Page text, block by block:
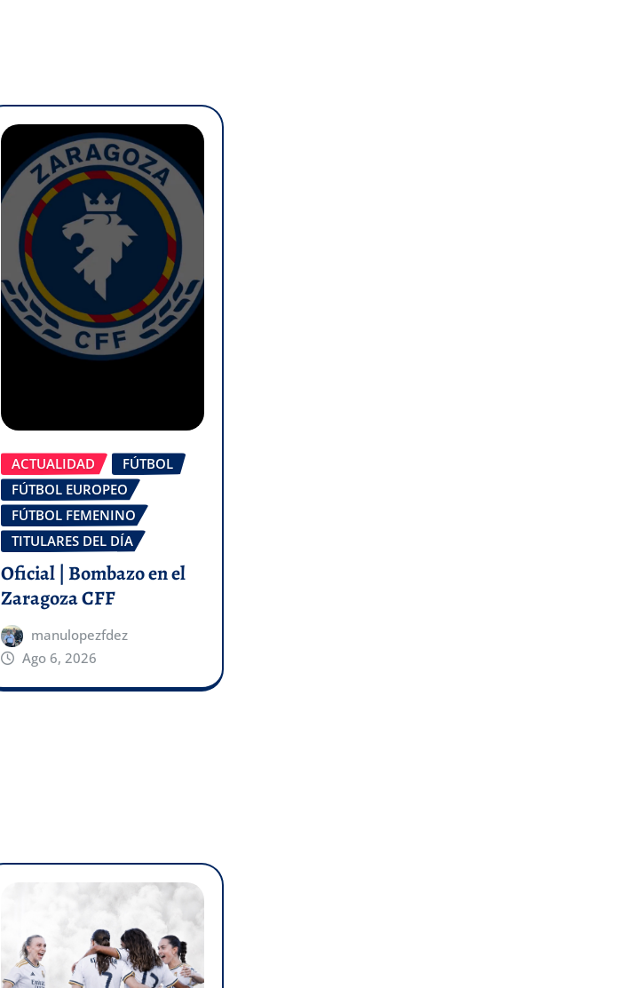
ACTUALIDAD
FÚTBOL
FÚTBOL EUROPEO
FÚTBOL FEMENINO
TITULARES DEL DÍA
Oficial | Bombazo en el
Zaragoza CFF
manulopezfdez
Ago 6, 2026